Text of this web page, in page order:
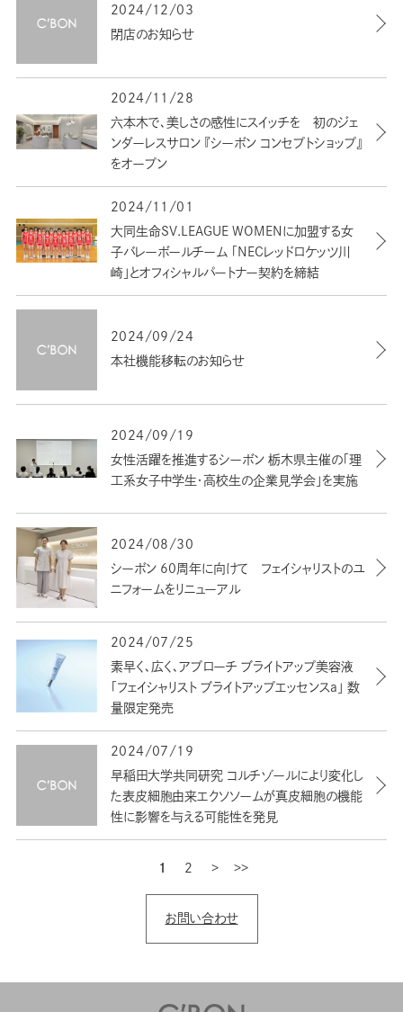
2024/12/03
閉店のお知らせ
2024/11/28
六本木で､美しさの感性にスイッチを 初のジェ
ンダーレスサロン 『シーボン コンセプトショップ』
をオープン
2024/11/01
大同生命SV.LEAGUE WOMENに加盟する女
子バレーボールチーム 「NECレッドロケッツ川
崎」とオフィシャルパートナー契約を締結
2024/09/24
本社機能移転のお知らせ
2024/09/19
女性活躍を推進するシーボン 栃木県主催の「理
工系女子中学生・高校生の企業見学会」を実施
2024/08/30
シーボン 60周年に向けて フェイシャリストのユ
ニフォームをリニューアル
2024/07/25
素早く､広く､アプローチ ブライトアップ美容液
「フェイシャリスト ブライトアップエッセンスa」 数
量限定発売
2024/07/19
早稲田大学共同研究 コルチゾールにより変化し
た表皮細胞由来エクソソームが真皮細胞の機能
性に影響を与える可能性を発見
1 2
お問い合わせ